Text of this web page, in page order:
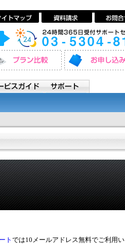
ト では10メールアドレス無料でご利用い